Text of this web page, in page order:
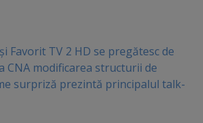
Favorit TV 2 HD se pregătesc de
CNA modificarea structurii de
surpriză prezintă principalul talk-